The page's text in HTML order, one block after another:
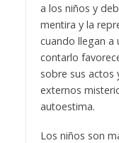
a los niños y
mentira y la
cuando llegan a
contarlo
sobre sus actos
externos
autoestima.
Los niños son